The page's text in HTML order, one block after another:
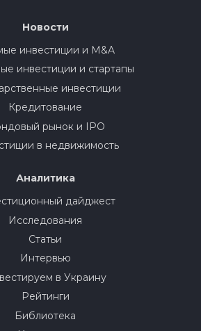
Новости
инвестиции и M&A
инвестиции и стартапы
инвестиции
Кредитование
рынок и IPO
в недвижимость
Аналитика
дайджест
Исследования
Статьи
Интервью
в Украину
Рейтинги
Библиотека